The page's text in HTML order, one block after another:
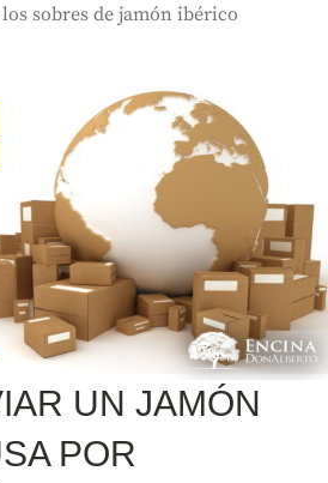
sobres de jamón ibérico
UN JAMÓN
POR